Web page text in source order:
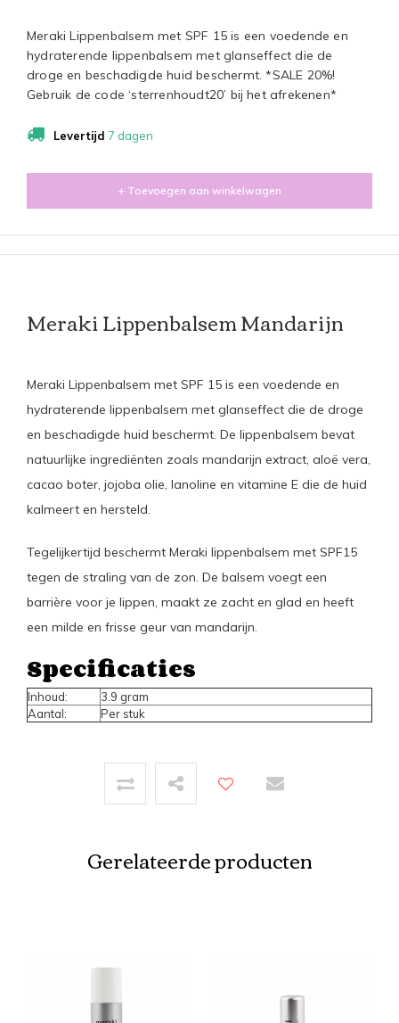
Meraki Lippenbalsem met SPF 15 is een voedende en
hydraterende lippenbalsem met glanseffect die de
droge en beschadigde huid beschermt. *SALE 20%!
Gebruik de code ‘sterrenhoudt20’ bij het afrekenen*
Levertijd 7 dagen
+ Toevoegen aan winkelwagen
Meraki Lippenbalsem Mandarijn
Meraki Lippenbalsem met SPF 15 is een voedende en
hydraterende lippenbalsem met glanseffect die de droge
en beschadigde huid beschermt. De lippenbalsem bevat
natuurlijke ingrediënten zoals mandarijn extract, aloë vera,
cacao boter, jojoba olie, lanoline en vitamine E die de huid
kalmeert en hersteld.
Tegelijkertijd beschermt Meraki lippenbalsem met SPF15
tegen de straling van de zon. De balsem voegt een
barrière voor je lippen, maakt ze zacht en glad en heeft
een milde en frisse geur van mandarijn.
Specificaties
Inhoud:
3.9 gram
Aantal:
Per stuk
Gerelateerde producten